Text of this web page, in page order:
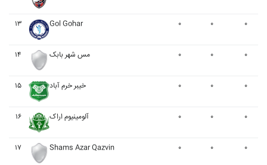
۱۳ Gol Gohar ۰ ۰ ۰
۱۴ مس شهر بابک ۰ ۰ ۰
۱۵ خيبر خرم آباد ۰ ۰ ۰
۱۶ آلومينيوم اراک ۰ ۰ ۰
۱۷ Shams Azar Qazvin ۰ ۰ ۰